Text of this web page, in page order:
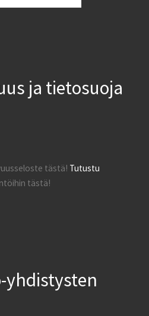
ja tietosuoja
tästä! Tutustu
tästä!
yhdistysten